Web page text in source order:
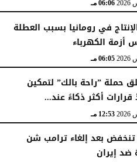
06:06 مـ
في رومانيا بسبب العطلة
أزمة الكهرباء
06:05 مـ
حملة ”راحة بالك” لتمكين
قرارات أكثر ذكاءً عند...
12:53 مـ
تنخفض بعد إلغاء ترامب شن
ضد إيران